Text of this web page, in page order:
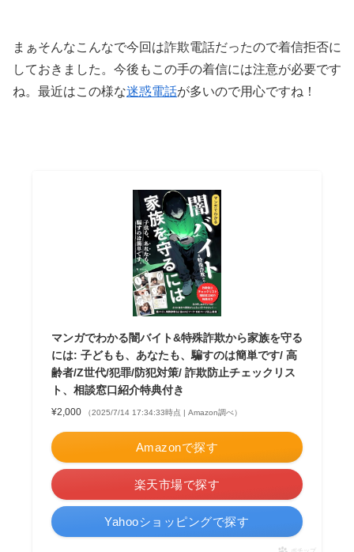
まぁそんなこんなで今回は詐欺電話だったので着信拒否に
しておきました。今後もこの手の着信には注意が必要です
ね。最近はこの様な迷惑電話が多いので用心ですね！
マンガでわかる闇バイト&特殊詐欺から家族を守る
には: 子どもも、あなたも、騙すのは簡単です/ 高
齢者/Z世代/犯罪/防犯対策/ 詐欺防止チェックリス
ト、相談窓口紹介特典付き
¥2,000 （2025/7/14 17:34:33時点 | Amazon調べ）
Amazonで探す
楽天市場で探す
Yahooショッピングで探す